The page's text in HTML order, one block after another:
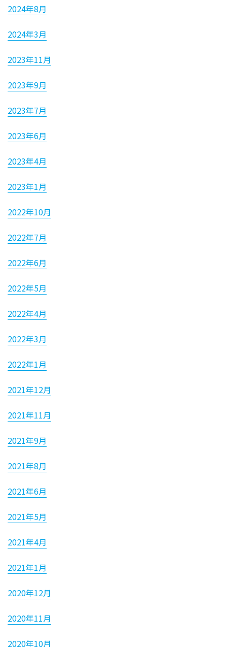
2024年8月
2024年3月
2023年11月
2023年9月
2023年7月
2023年6月
2023年4月
2023年1月
2022年10月
2022年7月
2022年6月
2022年5月
2022年4月
2022年3月
2022年1月
2021年12月
2021年11月
2021年9月
2021年8月
2021年6月
2021年5月
2021年4月
2021年1月
2020年12月
2020年11月
2020年10月